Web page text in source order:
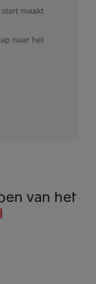
maakt
naar het
van het